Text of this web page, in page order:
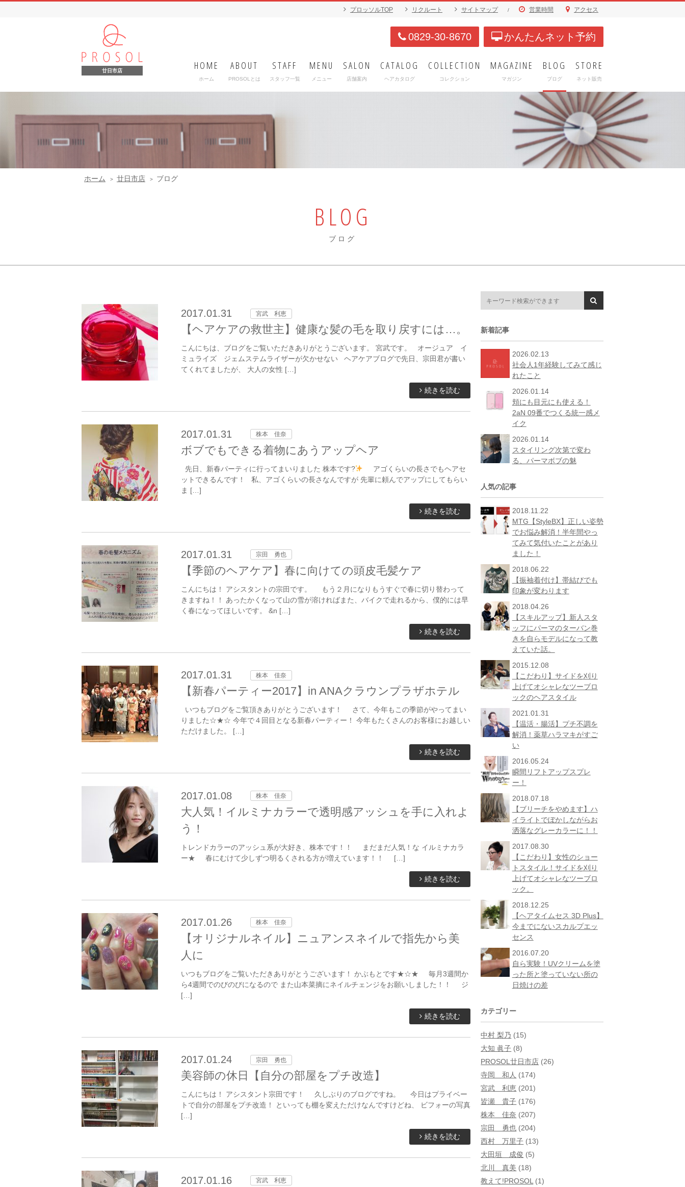
プロッソルTOP リクルート サイトマップ / 営業時間 アクセス
廿日市店
0829-30-8670 かんたんネット予約
HOME
ホーム
ABOUT
PROSOLとは
STAFF
スタッフ一覧
MENU
メニュー
SALON
店舗案内
CATALOG
ヘアカタログ
COLLECTION
コレクション
MAGAZINE
マガジン
BLOG
ブログ
STORE
ネット販売
ホーム 廿日市店 ブログ
BLOG
ブログ
2017.01.31 宮武 利恵
【ヘアケアの救世主】健康な髪の毛を取り戻すには…。
こんにちは、ブログをご覧いただきありがとうございます。 宮武です。 オージュア イ
ミュライズ ジェムステムライザーが欠かせない ヘアケアブログで先日、宗田君が書い
てくれてましたが、 大人の女性 […]
続きを読む
2017.01.31 株本 佳奈
ボブでもできる着物にあうアップヘア
先日、新春パーティに行ってまいりました 株本です?
アゴくらいの長さでもヘアセ
ットできるんです！ 私、アゴくらいの長さなんですが 先輩に頼んでアップにしてもらい
ま […]
続きを読む
2017.01.31 宗田 勇也
【季節のヘアケア】春に向けての頭皮毛髪ケア
こんにちは！ アシスタントの宗田です。 もう２月になりもうすぐで春に切り替わって
きますね！！ あったかくなって山の雪が溶ければまた、バイクで走れるから、僕的には早
く春になってほしいです。 &n […]
続きを読む
2017.01.31 株本 佳奈
【新春パーティー2017】in ANAクラウンプラザホテル
いつもブログをご覧頂きありがとうございます！ さて、今年もこの季節がやってまい
りました☆★☆ 今年で４回目となる新春パーティー！ 今年もたくさんのお客様にお越しい
ただけました。 […]
続きを読む
2017.01.08 株本 佳奈
大人気！イルミナカラーで透明感アッシュを手に入れよ
う！
トレンドカラーのアッシュ系が大好き、株本です！！ まだまだ人気！な イルミナカラ
ー★ 春にむけて少しずつ明るくされる方が増えています！！ […]
続きを読む
2017.01.26 株本 佳奈
【オリジナルネイル】ニュアンスネイルで指先から美
人に
いつもブログをご覧いただきありがとうございます！ かぶもとです★☆★ 毎月3週間か
ら4週間でのびのびになるので また山本菜摘にネイルチェンジをお願いしました！！ ジ
[…]
続きを読む
2017.01.24 宗田 勇也
美容師の休日【自分の部屋をプチ改造】
こんにちは！ アシスタント宗田です！ 久しぶりのブログですね。 今日はプライベー
トで自分の部屋をプチ改造！ といっても棚を変えただけなんですけどね、 ビフォーの写真
[…]
続きを読む
2017.01.16 宮武 利恵
新着記事
2026.02.13
社会人1年経験してみて感じ
れたこと
2026.01.14
頬にも目元にも使える！
2aN 09番でつくる統一感メ
イク
2026.01.14
スタイリング次第で変わ
る、パーマボブの魅
人気の記事
2018.11.22
MTG【StyleBX】正しい姿勢
でお悩み解消！半年間やっ
てみて気付いたことがあり
ました！
2018.06.22
【振袖着付け】帯結びでも
印象が変わります
2018.04.26
【スキルアップ】新人スタ
ッフにパーマのターバン巻
きを自らモデルになって教
えていた話。
2015.12.08
【こだわり】サイドを刈り
上げてオシャレなツーブロ
ックのヘアスタイル
2021.01.31
【温活・腸活】プチ不調を
解消！薬草ハラマキがすご
い
2016.05.24
瞬間リフトアップスプレ
ー！
2018.07.18
【ブリーチをやめます】ハ
イライトでぼかしながらお
洒落なグレーカラーに！！
2017.08.30
【こだわり】女性のショー
トスタイル！サイドを刈り
上げてオシャレなツーブロ
ック。
2018.12.25
【ヘアタイムセス 3D Plus】
今までにないスカルプエッ
センス
2016.07.20
自ら実験！UVクリームを塗
った所と塗っていない所の
日焼けの差
カテゴリー
中村 梨乃 (15)
大知 眞子 (8)
PROSOL廿日市店 (26)
寺岡 和人 (174)
宮武 利恵 (201)
皆瀬 貴子 (176)
株本 佳奈 (207)
宗田 勇也 (204)
西村 万里子 (13)
大田垣 成俊 (5)
北川 真美 (18)
教えて!PROSOL (1)